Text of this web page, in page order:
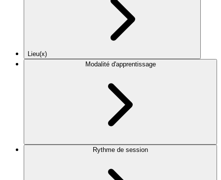
Lieu(x)
Modalité d'apprentissage
Rythme de session